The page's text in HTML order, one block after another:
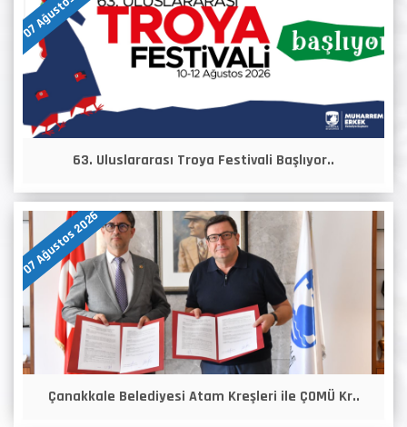
63. Uluslararası Troya Festivali Başlıyor..
07 Ağustos 2026
Çanakkale Belediyesi Atam Kreşleri ile ÇOMÜ Kr..